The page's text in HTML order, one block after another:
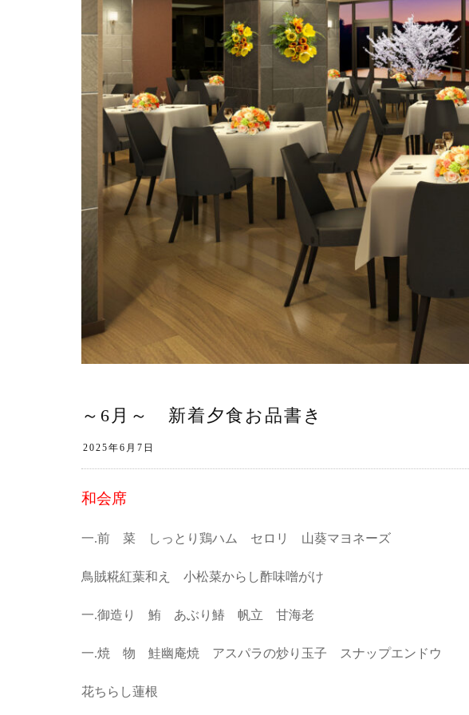
～6月～ 新着夕食お品書き
和会席
一.前 菜 しっとり鶏ハム セロリ 山葵マヨネーズ
鳥賊糀紅葉和え 小松菜からし酢味噌がけ
一.御造り 鮪 あぶり鰆 帆立 甘海老
一.焼 物 鮭幽庵焼 アスパラの炒り玉子 スナップエンドウ
花ちらし蓮根